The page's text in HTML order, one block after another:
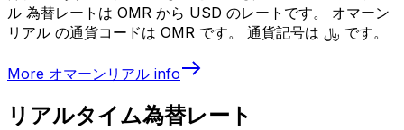
ル 為替レートは OMR から USD のレートです。 オマーン
リアル の通貨コードは OMR です。 通貨記号は ﷼ です。
More オマーンリアル info
リアルタイム為替レート